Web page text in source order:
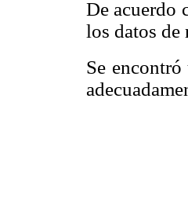
De acuerdo
los datos
Se encontró